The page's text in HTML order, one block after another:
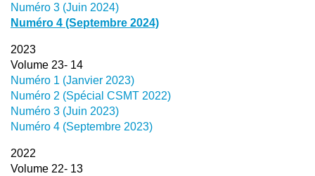
Numéro 3 (Juin 2024)
Numéro 4 (Septembre 2024)
2023
Volume 23- 14
Numéro 1 (Janvier 2023)
Numéro 2 (Spécial CSMT 2022)
Numéro 3 (Juin 2023)
Numéro 4 (Septembre 2023)
2022
Volume 22- 13